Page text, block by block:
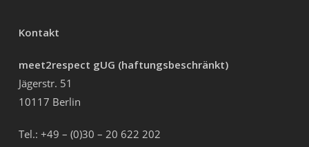
Kontakt
meet2respect gUG (haftungsbeschränkt)
Jägerstr. 51
10117 Berlin
Tel.: +49 – (0)30 – 20 622 202